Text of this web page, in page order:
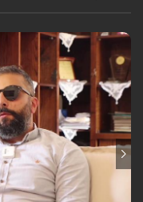
برنامج "بالعين المجردة" هو
حيث نستمع فيه إلى شهاداتٍ